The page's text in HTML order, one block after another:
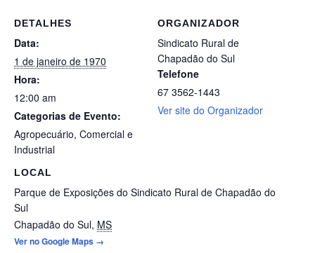
DETALHES
Data:
1 de janeiro de 1970
Hora:
12:00 am
Categorias de Evento:
Agropecuário, Comercial e
Industrial
LOCAL
Parque de Exposições do Sindicato Rural de Chapadão do
Sul
Chapadão do Sul, MS
Ver no Google Maps →
ORGANIZADOR
Sindicato Rural de
Chapadão do Sul
Telefone
67 3562-1443
Ver site do Organizador